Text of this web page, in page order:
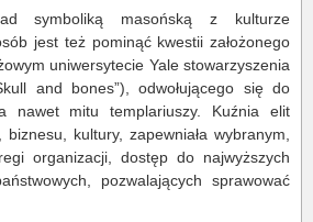
symboliką masońską z kulturze
jest też pominąć kwestii założonego
uniwersytecie Yale stowarzyszenia
and bones”), odwołującego się do
nawet mitu templariuszy. Kuźnia elit
kultury, zapewniała wybranym,
organizacji, dostęp do najwyższych
pozwalających sprawować